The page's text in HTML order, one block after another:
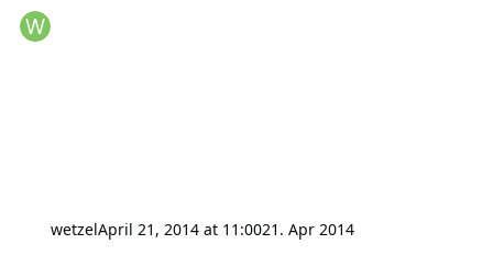
wetzelApril 21, 2014 at 11:0021. Apr 2014